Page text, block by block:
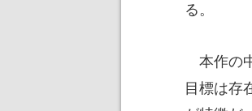
る。
本作の
目標は存